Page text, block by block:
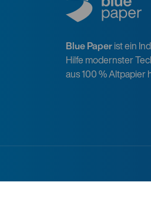
Blue Paper ist ein
Hilfe modernster
aus 100 % Altpapier